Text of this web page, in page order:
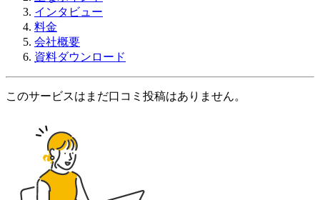
インタビュー
料金
会社概要
資料ダウンロード
このサービスはまだ口コミ投稿はありません。